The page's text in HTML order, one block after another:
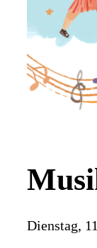
Dienstag,